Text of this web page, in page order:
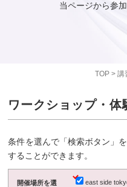
TOP> 講
当ページから参
ワークショップ・体
条件を選んで「検索ボタン」
することができます。
開催場所を選
east side